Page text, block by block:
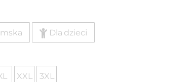
Dla dzieci
XXL 3XL